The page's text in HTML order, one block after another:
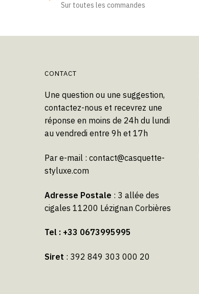
Sur toutes les commandes
CONTACT
Une question ou une suggestion,
contactez-nous et recevrez une
réponse en moins de 24h du lundi
au vendredi entre 9h et 17h
Par e-mail : contact@casquette-
styluxe.com
Adresse Postale : 3 allée des
cigales 11200 Lézignan Corbières
Tel : +33 0673995995
Siret : 392 849 303 000 20